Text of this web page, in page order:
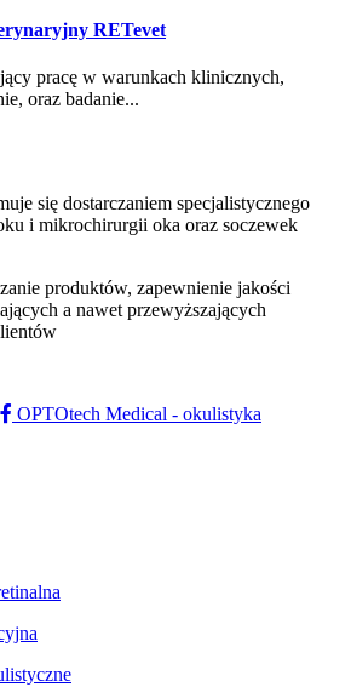
RETevet
pracę w warunkach klinicznych,
oraz badanie...
się dostarczaniem specjalistycznego
i mikrochirurgii oka oraz soczewek
produktów, zapewnienie jakości
a nawet przewyższających
OPTOtech Medical - okulistyka